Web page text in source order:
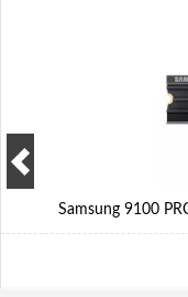
Samsung 9100